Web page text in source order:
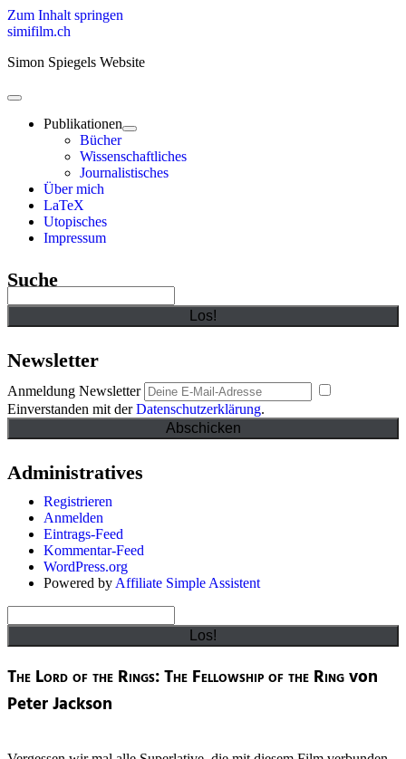
Zum Inhalt springen
simifilm.ch
Simon Spiegels Website
open
primary
menu Publikationen
open
child
menu
Bücher
Wissenschaftliches
Journalistisches
Über mich
LaTeX
Utopisches
Impressum
Sidebar
Suche
Newsletter
Anmeldung Newsletter
Einverstanden mit derDatenschutzerklärung.
Administratives
Registrieren
Anmelden
Eintrags-Feed
Kommentar-Feed
WordPress.org
Powered by Affiliate Simple Assistent
The Lord of the Rings: The Fellowship of the Ringvon
Peter Jackson